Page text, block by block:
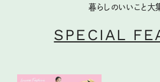
暮らしのいいこと大
SPECIAL